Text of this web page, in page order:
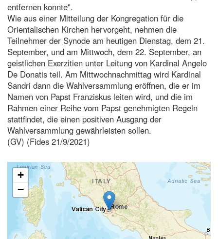
entfernen konnte".
Wie aus einer Mitteilung der Kongregation für die
Orientalischen Kirchen hervorgeht, nehmen die
Teilnehmer der Synode am heutigen Dienstag, dem 21.
September, und am Mittwoch, dem 22. September, an
geistlichen Exerzitien unter Leitung von Kardinal Angelo
De Donatis teil. Am Mittwochnachmittag wird Kardinal
Sandri dann die Wahlversammlung eröffnen, die er im
Namen von Papst Franziskus leiten wird, und die im
Rahmen einer Reihe vom Papst genehmigten Regeln
stattfindet, die einen positiven Ausgang der
Wahlversammlung gewährleisten sollen.
(GV) (Fides 21/9/2021)
+
−